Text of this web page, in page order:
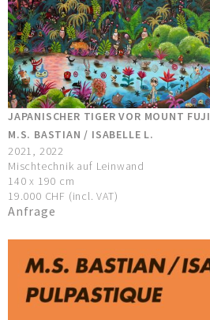
JAPANISCHER TIGER VOR MOUNT FUJI
M.S. BASTIAN / ISABELLE L.
2021, 2022
Mischtechnik auf Leinwand
140 x 190 cm
19.000 CHF (incl. VAT)
Anfrage